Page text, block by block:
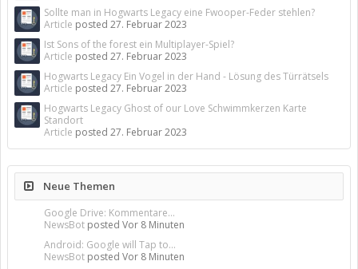
Sollte man in Hogwarts Legacy eine Fwooper-Feder stehlen?
Article posted 27. Februar 2023
Ist Sons of the forest ein Multiplayer-Spiel?
Article posted 27. Februar 2023
Hogwarts Legacy Ein Vogel in der Hand - Lösung des Türrätsels
Article posted 27. Februar 2023
Hogwarts Legacy Ghost of our Love Schwimmkerzen Karte
Standort
Article posted 27. Februar 2023
Neue Themen
Google Drive: Kommentare...
NewsBot posted Vor 8 Minuten
Android: Google will Tap to...
NewsBot posted Vor 8 Minuten